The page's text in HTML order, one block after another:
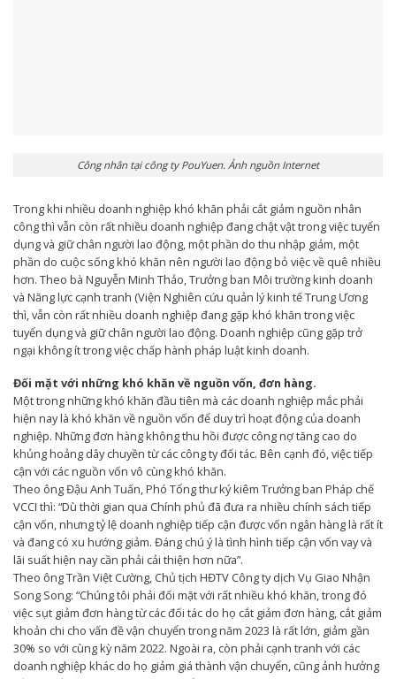
Công nhân tại công ty PouYuen. Ảnh nguồn Internet
Trong khi nhiều doanh nghiệp khó khăn phải cắt giảm nguồn nhân
công thì vẫn còn rất nhiều doanh nghiệp đang chật vật trong việc tuyển
dụng và giữ chân người lao động, một phần do thu nhập giảm, một
phần do cuộc sống khó khăn nên người lao động bỏ việc về quê nhiều
hơn. Theo bà Nguyễn Minh Thảo, Trưởng ban Môi trường kinh doanh
và Năng lực cạnh tranh (Viện Nghiên cứu quản lý kinh tế Trung Ương
thì, vẫn còn rất nhiều doanh nghiệp đang gặp khó khăn trong việc
tuyển dụng và giữ chân người lao động. Doanh nghiệp cũng gặp trở
ngại không ít trong việc chấp hành pháp luật kinh doanh.
Đối mặt với những khó khăn về nguồn vốn, đơn hàng.
Một trong những khó khăn đầu tiên mà các doanh nghiệp mắc phải
hiện nay là khó khăn về nguồn vốn để duy trì hoạt động của doanh
nghiệp. Những đơn hàng không thu hồi được công nợ tăng cao do
khủng hoảng dây chuyền từ các công ty đối tác. Bên cạnh đó, việc tiếp
cận với các nguồn vốn vô cùng khó khăn.
Theo ông Đậu Anh Tuấn, Phó Tổng thư ký kiêm Trưởng ban Pháp chế
VCCI thì: “Dù thời gian qua Chính phủ đã đưa ra nhiều chính sách tiếp
cận vốn, nhưng tỷ lệ doanh nghiệp tiếp cận được vốn ngân hàng là rất ít
và đang có xu hướng giảm. Đáng chú ý là tình hình tiếp cận vốn vay và
lãi suất hiện nay cần phải cải thiện hơn nữa”.
Theo ông Trần Việt Cường, Chủ tịch HĐTV Công ty dịch Vụ Giao Nhận
Song Song: “Chúng tôi phải đối mặt với rất nhiều khó khăn, trong đó
việc sụt giảm đơn hàng từ các đối tác do họ cắt giảm đơn hàng, cắt giảm
khoản chi cho vấn đề vận chuyển trong năm 2023 là rất lớn, giảm gần
30% so với cùng kỳ năm 2022. Ngoài ra, còn phải cạnh tranh với các
doanh nghiệp khác do họ giảm giá thành vận chuyển, cũng ảnh hưởng